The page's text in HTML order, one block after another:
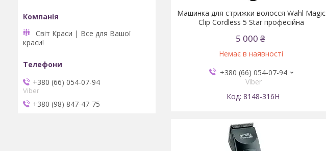
Машинка для стрижки волосся Wahl Magic
Clip Cordless 5 Star професійна
5 000 ₴
Немає в наявності
+380 (66) 054-07-94
Viber
8148-316H
Світ Краси | Все для Вашої
краси!
+380 (66) 054-07-94
Viber
+380 (98) 847-47-75